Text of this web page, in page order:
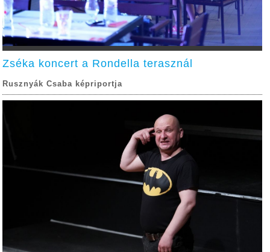
Zséka koncert a Rondella terasznál
Rusznyák Csaba képriportja